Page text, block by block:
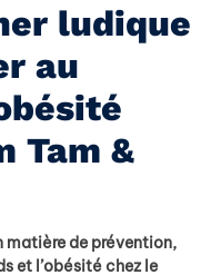
ludique
au
Tam &
matière de prévention,
et l’obésité chez le